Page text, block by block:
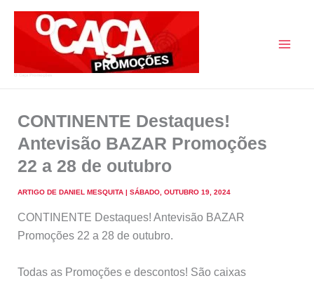
CONTINENTE Destaques!
Antevisão BAZAR Promoções
22 a 28 de outubro
ARTIGO DE DANIEL MESQUITA | SÁBADO, OUTUBRO 19, 2024
CONTINENTE Destaques! Antevisão BAZAR
Promoções 22 a 28 de outubro.
Todas as Promoções e descontos! São caixas